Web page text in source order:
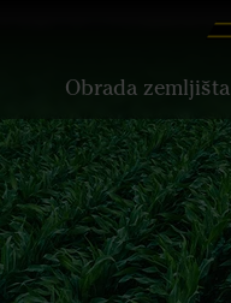
Obrada zemljišta